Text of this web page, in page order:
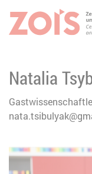
ZUM
ZUR SUCHE
Natalia